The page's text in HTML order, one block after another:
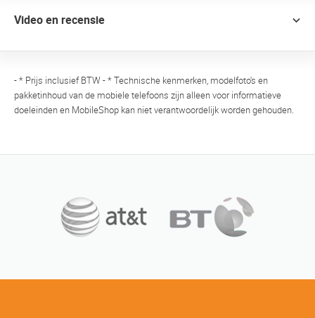
Video en recensie
- * Prijs inclusief BTW - * Technische kenmerken, modelfoto's en
pakketinhoud van de mobiele telefoons zijn alleen voor informatieve
doeleinden en MobileShop kan niet verantwoordelijk worden gehouden.